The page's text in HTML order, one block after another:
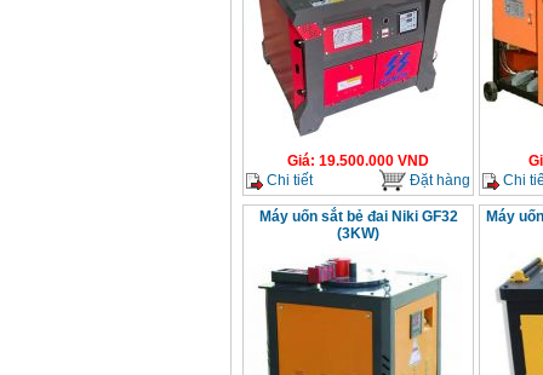
Giá: 19.500.000 VND
Chi tiết
Đặt hàng
Chi
Máy uốn sắt bẻ đai Niki GF32
(3KW)
Máy